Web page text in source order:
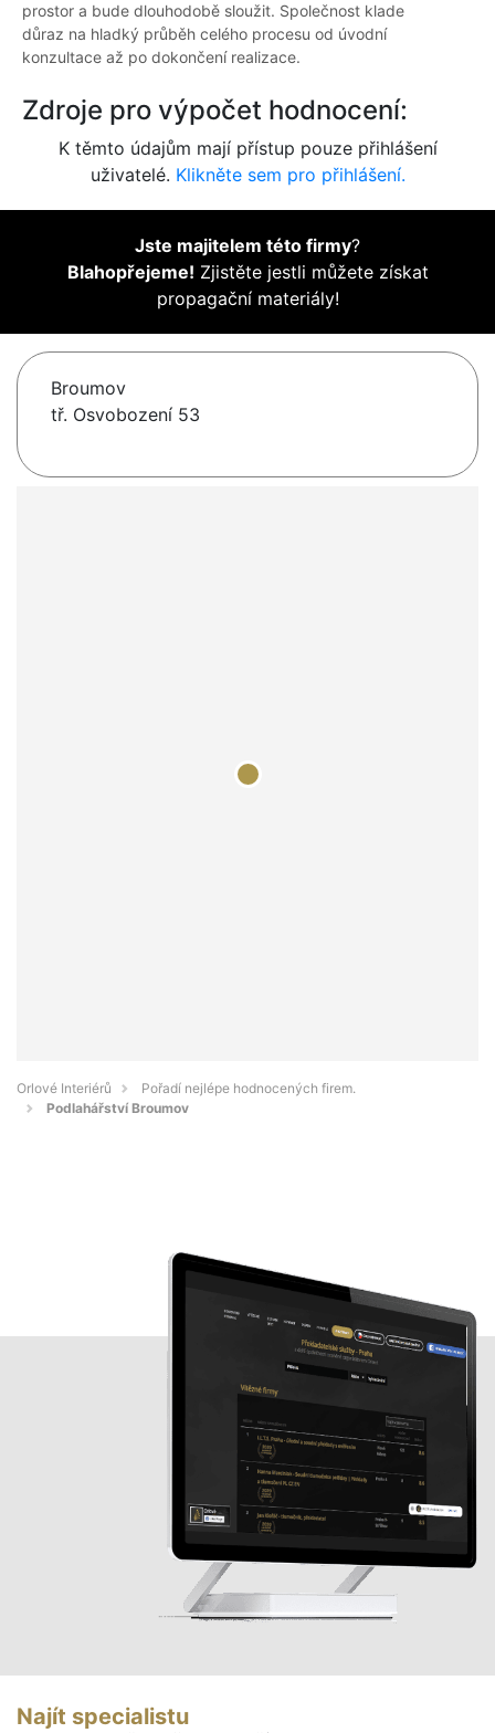
prostor a bude dlouhodobě sloužit. Společnost klade
důraz na hladký průběh celého procesu od úvodní
konzultace až po dokončení realizace.
Zdroje pro výpočet hodnocení:
K těmto údajům mají přístup pouze přihlášení
uživatelé. Klikněte sem pro přihlášení.
Jste majitelem této firmy?
Blahopřejeme! Zjistěte jestli můžete získat
propagační materiály!
Broumov
tř. Osvobození 53
Orlové Interiérů
Pořadí nejlépe hodnocených firem.
Podlahářství Broumov
Najít specialistu